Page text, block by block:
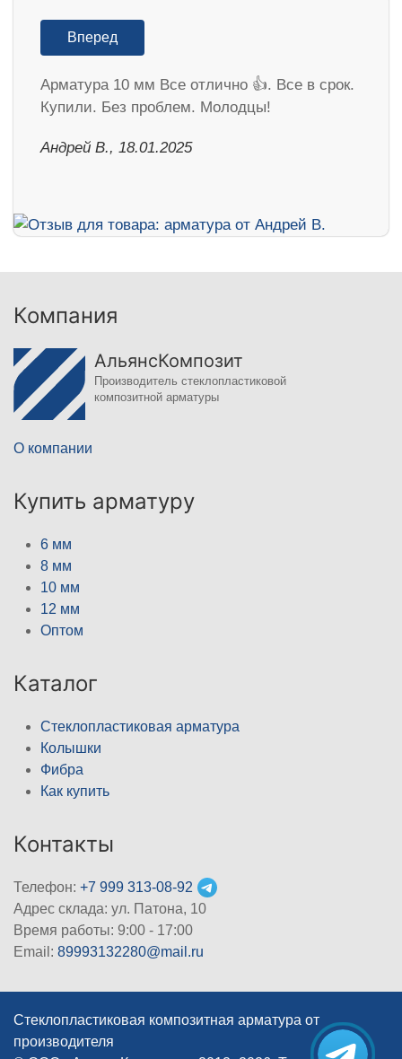
Вперед
Арматура 10 мм Все отлично 👍. Все в срок.
Купили. Без проблем. Молодцы!
Андрей В., 18.01.2025
Компания
АльянсКомпозит
Производитель стеклопластиковой
композитной арматуры
О компании
Купить арматуру
6 мм
8 мм
10 мм
12 мм
Оптом
Каталог
Стеклопластиковая арматура
Колышки
Фибра
Как купить
Контакты
Телефон: +7 999 313-08-92
Адрес склада: ул. Патона, 10
Время работы: 9:00 - 17:00
Email: 89993132280@mail.ru
Стеклопластиковая композитная арматура от
производителя